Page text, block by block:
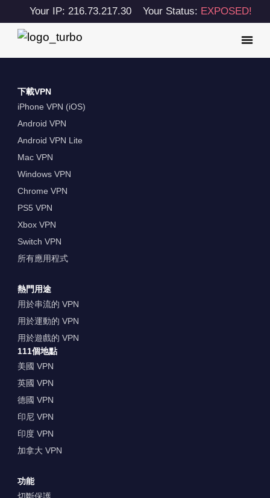
Your IP: 216.73.217.30 Your Status: EXPOSED!
下載VPN
iPhone VPN (iOS)
Android VPN
Android VPN Lite
Mac VPN
Windows VPN
Chrome VPN
PS5 VPN
Xbox VPN
Switch VPN
所有應用程式
熱門用途
用於串流的 VPN
用於運動的 VPN
用於遊戲的 VPN
111個地點
美國 VPN
英國 VPN
德國 VPN
印尼 VPN
印度 VPN
加拿大 VPN
功能
切斷保護